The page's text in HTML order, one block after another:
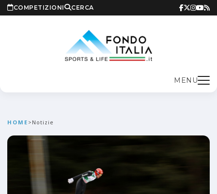
COMPETIZIONI CERCA
MENU
HOME > Notizie